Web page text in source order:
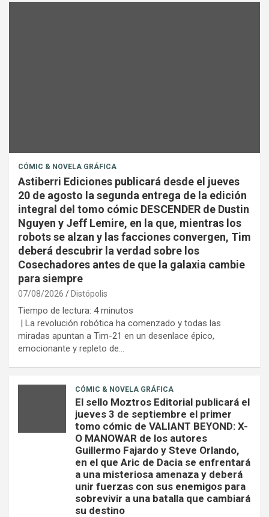
CÓMIC & NOVELA GRÁFICA
Astiberri Ediciones publicará desde el jueves
20 de agosto la segunda entrega de la edición
integral del tomo cómic DESCENDER de Dustin
Nguyen y Jeff Lemire, en la que, mientras los
robots se alzan y las facciones convergen, Tim
deberá descubrir la verdad sobre los
Cosechadores antes de que la galaxia cambie
para siempre
07/08/2026 Distópolis
Tiempo de lectura: 4 minutos
| La revolución robótica ha comenzado y todas las
miradas apuntan a Tim-21 en un desenlace épico,
emocionante y repleto de…
CÓMIC & NOVELA GRÁFICA
El sello Moztros Editorial publicará el
jueves 3 de septiembre el primer
tomo cómic de VALIANT BEYOND: X-
O MANOWAR de los autores
Guillermo Fajardo y Steve Orlando,
en el que Aric de Dacia se enfrentará
a una misteriosa amenaza y deberá
unir fuerzas con sus enemigos para
sobrevivir a una batalla que cambiará
su destino